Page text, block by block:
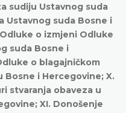
sudiju Ustavnog suda
Ustavnog suda Bosne i
o izmjeni Odluke
suda Bosne i
o blagajničkom
Bosne i Hercegovine; X.
stvaranja obaveza u
XI. Donošenje